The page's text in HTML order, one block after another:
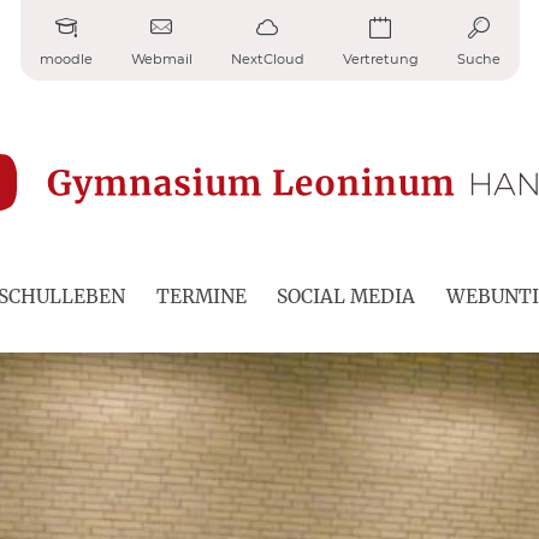
moodle Webmail NextCloud Vertretung Suche
SCHULLEBEN TERMINE SOCIAL MEDIA